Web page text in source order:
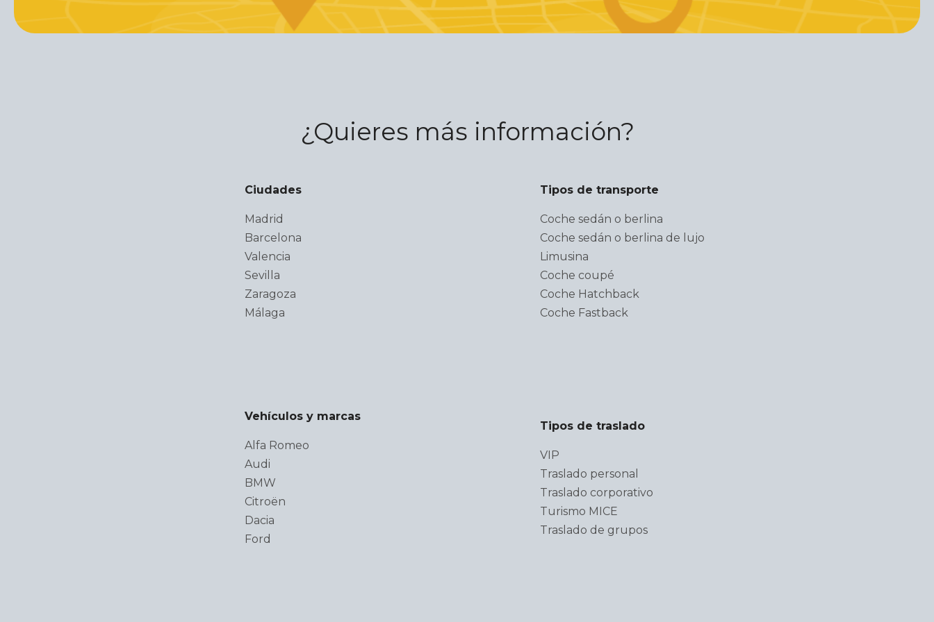
¿Quieres más información?
Ciudades
Madrid
Barcelona
Valencia
Sevilla
Zaragoza
Málaga
Tipos de transporte
Coche sedán o berlina
Coche sedán o berlina de lujo
Limusina
Coche coupé
Coche Hatchback
Coche Fastback
Vehículos y marcas
Alfa Romeo
Audi
BMW
Citroën
Dacia
Ford
Tipos de traslado
VIP
Traslado personal
Traslado corporativo
Turismo MICE
Traslado de grupos